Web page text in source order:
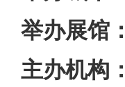
举办展馆：
主办机构：